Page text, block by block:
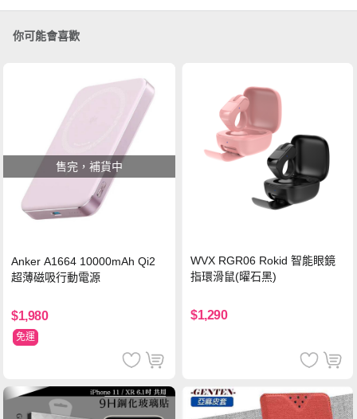
你可能會喜歡
售完，補貨中
Anker A1664 10000mAh Qi2
超薄磁吸行動電源
$1,980
免運
WVX RGR06 Rokid 智能眼鏡
指環滑鼠(曜石黑)
$1,290